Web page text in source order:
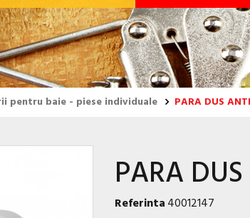
pentru baie - piese individuale PARA DUS
PARA
Referinta40012147